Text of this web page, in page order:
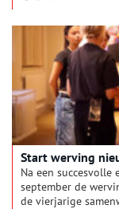
voor Vondst op
over twee weken
Start werving
Na een
september de
de vierjarige